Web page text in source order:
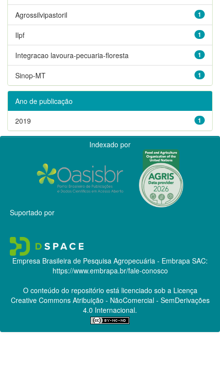
1
Agrossilvipastoril
1
Ilpf
1
Integracao lavoura-pecuaria-floresta
1
Sinop-MT
Ano de publicação
1
2019
Indexado por
Suportado por
Empresa Brasileira de Pesquisa Agropecuária - Embrapa SAC:
https://www.embrapa.br/fale-conosco
O conteúdo do repositório está licenciado sob a Licença
Creative CommonsAtribuição - NãoComercial - SemDerivações
4.0 Internacional.